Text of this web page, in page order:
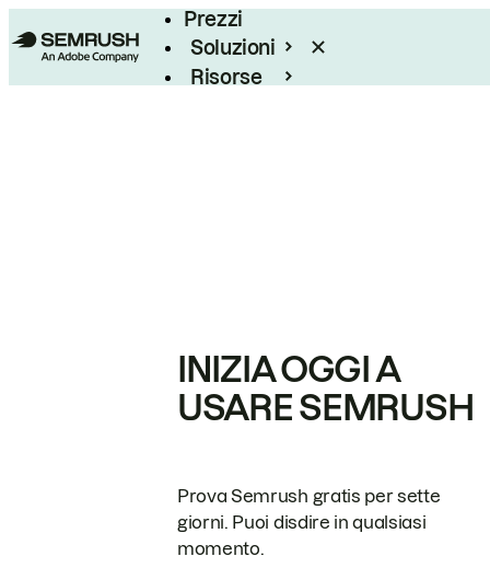
Prezzi
Soluzioni
Risorse
INIZIA OGGI A
USARE SEMRUSH
Prova Semrush gratis per sette
giorni. Puoi disdire in qualsiasi
momento.